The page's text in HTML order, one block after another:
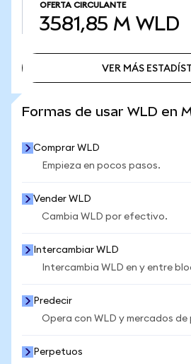
OFERTA CIRCULANTE
3581,85 M WLD
VER MÁS
Formas de usar WLD en
Comprar WLD
Empieza en pocos pasos.
Vender WLD
Cambia WLD por efectivo.
Intercambiar WLD
Intercambia WLD en y entre
Predecir
Opera con WLD y mercados
Perpetuos